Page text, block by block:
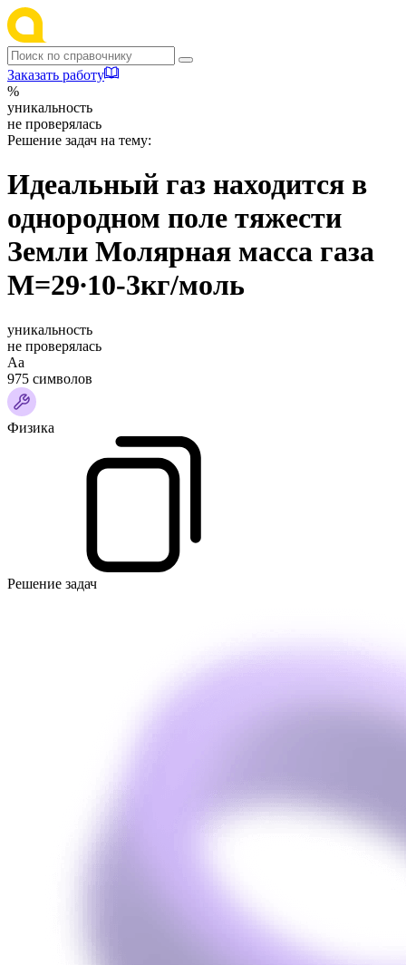
Заказать работу
%
уникальность
не проверялась
Решение задач на тему:
Идеальный газ находится в
однородном поле тяжести
Земли Молярная масса газа
M=29∙10-3кг/моль
уникальность
не проверялась
Аа
975 символов
Физика
Решение задач